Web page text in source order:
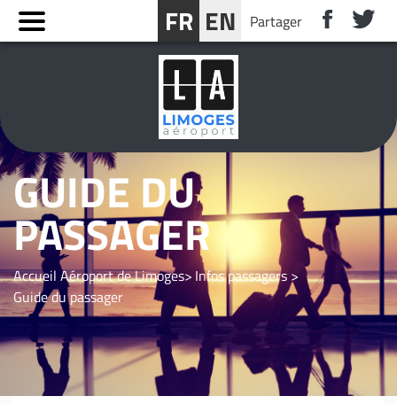
FR EN Partager
RÉSERVER UN SÉJOUR PRÈS DE LIMOGES
GUIDE DU
PASSAGER
Accueil Aéroport de Limoges Infos passagers
Guide du passager
Panneau de gestion des cookies